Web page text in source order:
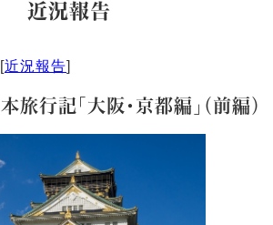
近況報告
近況報告]
旅行記「大阪・京都編」（前編）